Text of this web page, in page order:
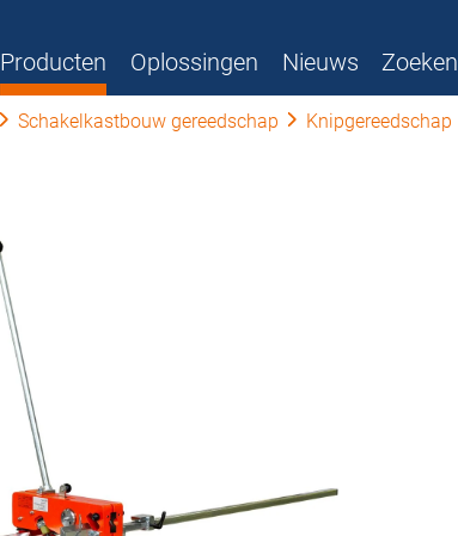
Producten Oplossingen Nieuws Zoeken
Schakelkastbouw gereedschap Knipgereedschap